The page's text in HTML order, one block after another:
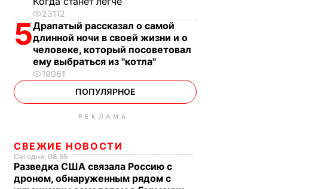
23112
5Драпатый рассказал о самой
длинной ночи в своей жизни и о
человеке, который посоветовал
ему выбраться из "котла"
19061
ПОПУЛЯРНОЕ
РЕКЛАМА
СВЕЖИЕ НОВОСТИ
Сегодня, 08.55
Разведка США связала Россию с
дроном, обнаруженным рядом с